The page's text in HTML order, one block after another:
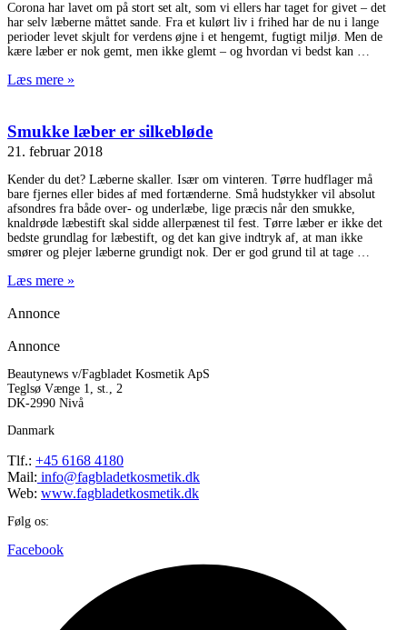
Corona har lavet om på stort set alt, som vi ellers har taget for givet – det
har selv læberne måttet sande. Fra et kulørt liv i frihed har de nu i lange
perioder levet skjult for verdens øjne i et hengemt, fugtigt miljø. Men de
kære læber er nok gemt, men ikke glemt – og hvordan vi bedst kan
Læs mere »
Smukke læber er silkebløde
21. februar 2018
Kender du det? Læberne skaller. Især om vinteren. Tørre hudflager må
bare fjernes eller bides af med fortænderne. Små hudstykker vil absolut
afsondres fra både over- og underlæbe, lige præcis når den smukke,
knaldrøde læbestift skal sidde allerpænest til fest. Tørre læber er ikke det
bedste grundlag for læbestift, og det kan give indtryk af, at man ikke
smører og plejer læberne grundigt nok. Der er god grund til at tage
Læs mere »
Annonce
Annonce
Beautynews v/Fagbladet Kosmetik ApS
Teglsø Vænge 1, st., 2
DK-2990 Nivå
Danmark
Tlf.: +45 6168 4180
Mail: info@fagbladetkosmetik.dk
Web: www.fagbladetkosmetik.dk
Følg os:
Facebook